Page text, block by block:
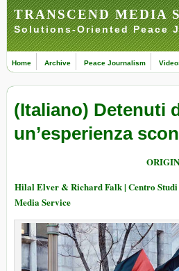
TRANSCEND MEDIA
Solutions-Oriented Peace
Home Archive Peace Journalism
(Italiano) Detenuti
un’esperienza
Hilal Elver & Richard Falk | Centro Studi
Media Service